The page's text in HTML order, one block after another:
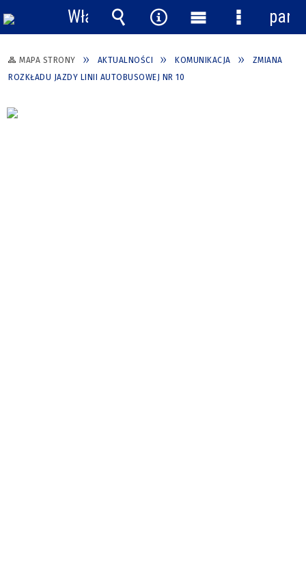
MAPA STRONY AKTUALNOŚCI KOMUNIKACJA
ZMIANA
ROZKŁADU JAZDY LINII AUTOBUSOWEJ NR 10
Włącz
powiadomienia
Wyszukiwarka
Narzędzia
Menu
główne
Menu
panel